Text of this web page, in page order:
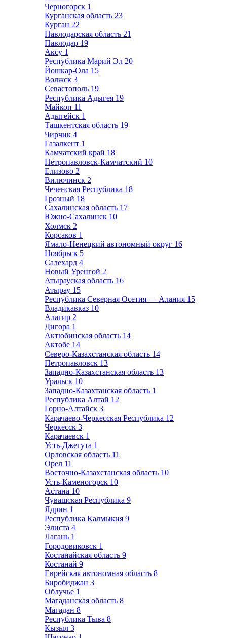
Черногорск 1
Курганская область 23
Курган 22
Павлодарская область 21
Павлодар 19
Аксу 1
Республика Марий Эл 20
Йошкар-Ола 15
Волжск 3
Севастополь 19
Республика Адыгея 19
Майкоп 11
Адыгейск 1
Ташкентская область 19
Чирчик 4
Газалкент 1
Камчатский край 18
Петропавловск-Камчатский 10
Елизово 2
Вилючинск 2
Чеченская Республика 18
Грозный 18
Сахалинская область 17
Южно-Сахалинск 10
Холмск 2
Корсаков 1
Ямало-Ненецкий автономный округ 16
Ноябрьск 5
Салехард 4
Новый Уренгой 2
Атырауская область 16
Атырау 15
Республика Северная Осетия — Алания 15
Владикавказ 10
Алагир 2
Дигора 1
Актюбинская область 14
Актобе 14
Северо-Казахстанская область 14
Петропавловск 13
Западно-Казахстанская область 13
Уральск 10
Западно-Казахтанская область 1
Республика Алтай 12
Горно-Алтайск 3
Карачаево-Черкесская Республика 12
Черкесск 3
Карачаевск 1
Усть-Джегута 1
Орловская область 11
Орел 11
Восточно-Казахстанская область 10
Усть-Каменогорск 10
Астана 10
Чувашская Республика 9
Ядрин 1
Республика Калмыкия 9
Элиста 4
Лагань 1
Городовиковск 1
Костанайская область 9
Костанай 9
Еврейская автономная область 8
Биробиджан 3
Облучье 1
Магаданская область 8
Магадан 8
Республика Тыва 8
Кызыл 3